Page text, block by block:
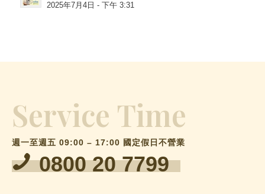
2025年7月4日 - 下午 3:31
Service Time
週一至週五 09:00 – 17:00 國定假日不營業
0800 20 7799